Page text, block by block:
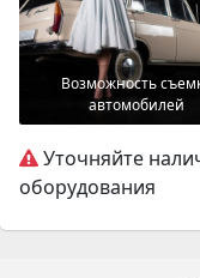
Возможность
автомобилей
Уточняйте
оборудования